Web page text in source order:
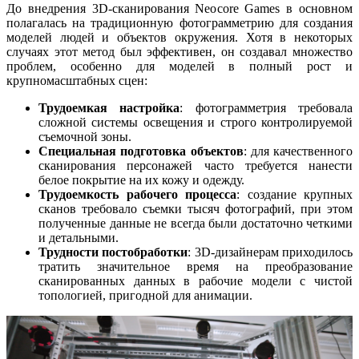
До внедрения 3D-сканирования Neocore Games в основном
полагалась на традиционную фотограмметрию для создания
моделей людей и объектов окружения. Хотя в некоторых
случаях этот метод был эффективен, он создавал множество
проблем, особенно для моделей в полный рост и
крупномасштабных сцен:
Трудоемкая настройка: фотограмметрия требовала
сложной системы освещения и строго контролируемой
съемочной зоны.
Специальная подготовка объектов: для качественного
сканирования персонажей часто требуется нанести
белое покрытие на их кожу и одежду.
Трудоемкость рабочего процесса: создание крупных
сканов требовало съемки тысяч фотографий, при этом
полученные данные не всегда были достаточно четкими
и детальными.
Трудности постобработки: 3D-дизайнерам приходилось
тратить значительное время на преобразование
сканированных данных в рабочие модели с чистой
топологией, пригодной для анимации.